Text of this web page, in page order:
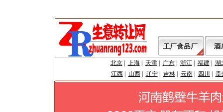
北京| 上海| 天津| 广东| 浙江| 福建| 湖
江西| 山西| 辽宁| 吉林| 云南| 四川 贵